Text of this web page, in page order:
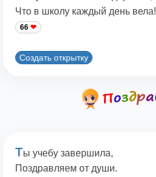
Что в школу каждый день вела!
66
Создать открытку
Ты учебу завершила,
Поздравляем от души.